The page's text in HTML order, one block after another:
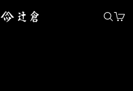
日本最古の京都和傘屋 辻倉
検索を
カー